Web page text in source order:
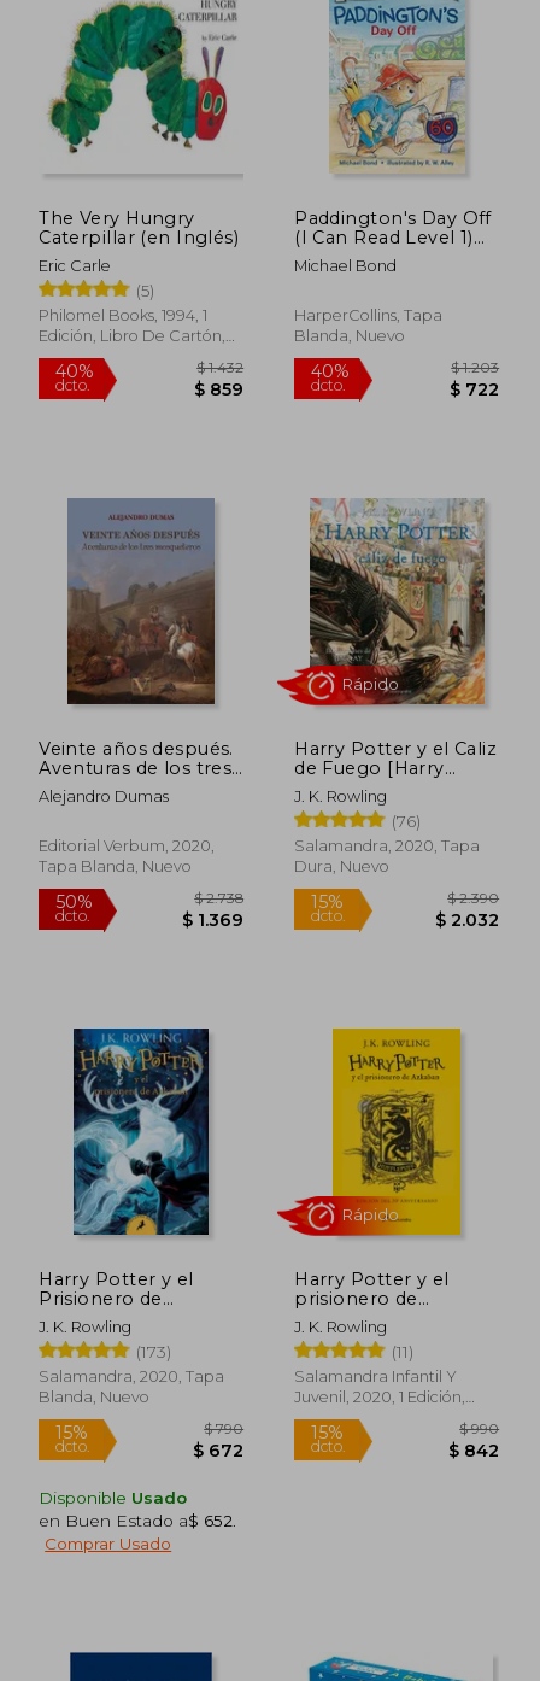
50%
dcto.
$ 3.545
$ 1.773
15%
dcto.
The Very Hungry
Caterpillar (en Inglés)
Eric Carle
(5)
Philomel Books, 1994, 1
Edición, Libro De Cartón,
Nuevo
40%
Paddington's Day Off
(I Can Read Level 1)
(en Inglés)
Michael Bond
HarperCollins, Tapa
Blanda, Nuevo
40%
Veinte años después.
Aventuras de los tres
mosqueteros
Alejandro Dumas
Editorial Verbum, 2020,
Tapa Blanda, Nuevo
50%
dcto.
Harry Potter y el Caliz
de Fuego [Harry
Potter 4] [Edicion
Ilustrada]
J. K. Rowling
(76)
Salamandra, 2020, Tapa
Dura, Nuevo
15%
dcto.
Rápido
Harry Potter y el
Prisionero de
Azkaban [Harry
Potter 3]
J. K. Rowling
(173)
Salamandra, 2020, Tapa
Blanda, Nuevo
Disponible Usado
en Buen Estado a$ 652
Comprar Usado
Harry Potter y el
prisionero de
Azkaban (edición
Hufflepuff del 20°
aniversario) (Harry
Potter 3)
J. K. Rowling
(11)
Salamandra Infantil Y
Juvenil, 2020, 1 Edición,
Tapa Dura, Nuevo